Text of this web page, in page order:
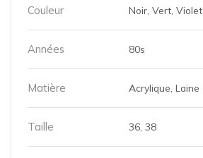
Couleur Noir, Vert, Violet
Années 80s
Matière Acrylique, Laine
Taille 36, 38